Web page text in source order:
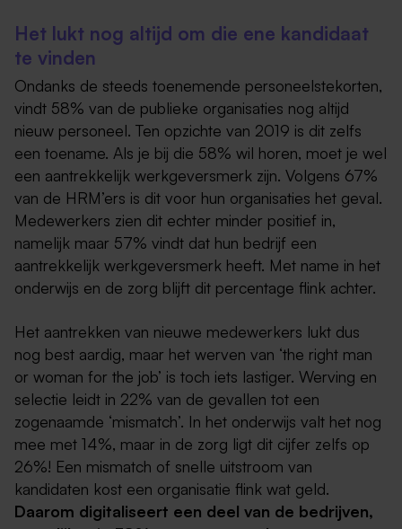
Het lukt nog altijd om die ene kandidaat
te vinden
Ondanks de steeds toenemende personeelstekorten,
vindt 58% van de publieke organisaties nog altijd
nieuw personeel. Ten opzichte van 2019 is dit zelfs
een toename. Als je bij die 58% wil horen, moet je wel
een aantrekkelijk werkgeversmerk zijn. Volgens 67%
van de HRM’ers is dit voor hun organisaties het geval.
Medewerkers zien dit echter minder positief in,
namelijk maar 57% vindt dat hun bedrijf een
aantrekkelijk werkgeversmerk heeft. Met name in het
onderwijs en de zorg blijft dit percentage flink achter.
Het aantrekken van nieuwe medewerkers lukt dus
nog best aardig, maar het werven van ‘the right man
or woman for the job’ is toch iets lastiger. Werving en
selectie leidt in 22% van de gevallen tot een
zogenaamde ‘mismatch’. In het onderwijs valt het nog
mee met 14%, maar in de zorg ligt dit cijfer zelfs op
26%! Een mismatch of snelle uitstroom van
kandidaten kost een organisatie flink wat geld.
Daarom digitaliseert een deel van de bedrijven,